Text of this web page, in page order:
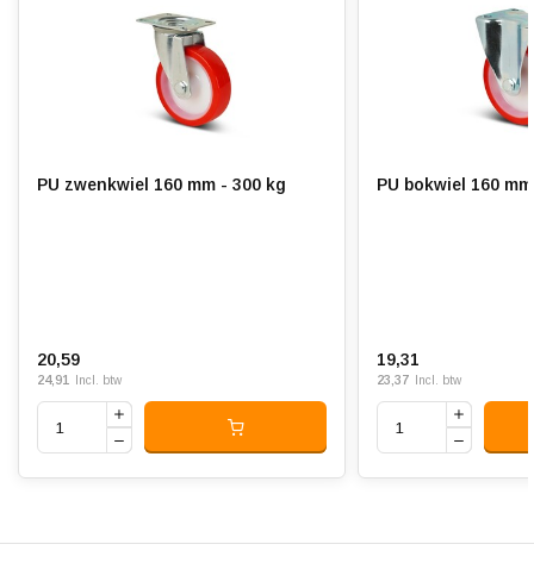
PU zwenkwiel 160 mm - 300 kg
20,59
24,91 Incl. btw
PU bokwiel 160
19,31
23,37 Incl. btw